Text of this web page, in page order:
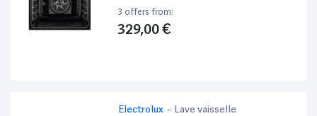
- Noir - Porte Froide - L67 X L63,5 X
H65,4Cm
3 offers from:
329,00 €
Electrolux - Lave vaisselle